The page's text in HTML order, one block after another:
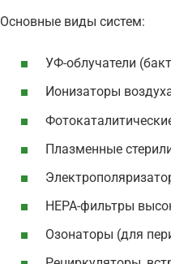
Основные виды систем:
УФ-облучатели
Ионизаторы
Плазменные
HEPA-фильтры
Озонаторы (для